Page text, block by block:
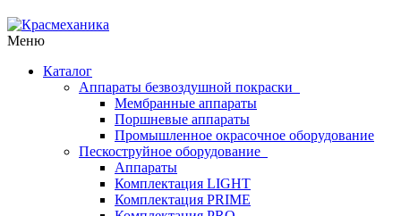
Меню
Каталог
Аппараты безвоздушной покраски
Мембранные аппараты
Поршневые аппараты
Промышленное окрасочное оборудование
Пескоструйное оборудование
Аппараты
Комплектация LIGHT
Комплектация PRIME